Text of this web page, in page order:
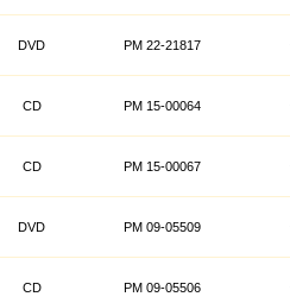
DVD PM 22-21817
CD PM 15-00064
CD PM 15-00067
DVD PM 09-05509
CD PM 09-05506